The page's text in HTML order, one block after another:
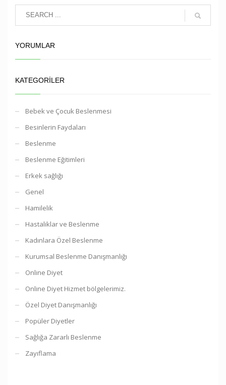
YORUMLAR
KATEGORILER
Bebek ve Çocuk Beslenmesi
Besinlerin Faydaları
Beslenme
Beslenme Eğitimleri
Erkek sağlığı
Genel
Hamilelik
Hastalıklar ve Beslenme
Kadınlara Özel Beslenme
Kurumsal Beslenme Danışmanlığı
Online Diyet
Online Diyet Hizmet bölgelerimiz.
Özel Diyet Danışmanlığı
Popüler Diyetler
Sağlığa Zararlı Beslenme
Zayıflama